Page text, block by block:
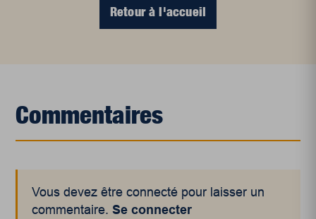
Retour à l'accueil
Commentaires
Vous devez être connecté pour laisser un
commentaire.Se connecter